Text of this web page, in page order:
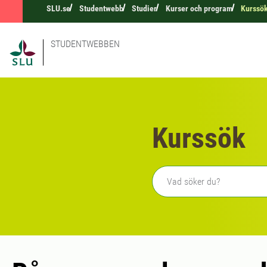
SLU.se Studentwebb Studier Kurser och program
STUDENTWEBBEN
Kurssök
Fritext sökning